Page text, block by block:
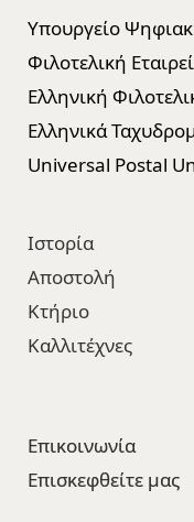
Υπουργείο
Φιλοτελική
Ελληνική
Ελληνικά
Universal Postal
Ιστορία
Αποστολή
Κτήριο
Καλλιτέχνες
Επικοινωνία
Επισκεφθείτε μας​